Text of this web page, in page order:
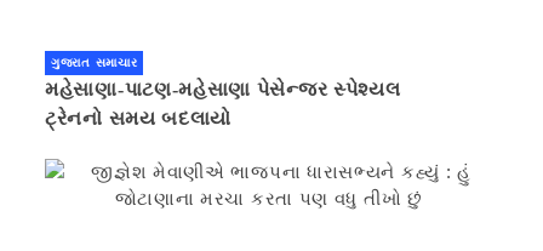
ગુજરાત સમાચાર
મહેસાણા-પાટણ-મહેસાણા પેસેન્જર સ્પેશ્યલ
ટ્રેનનો સમય બદલાયો